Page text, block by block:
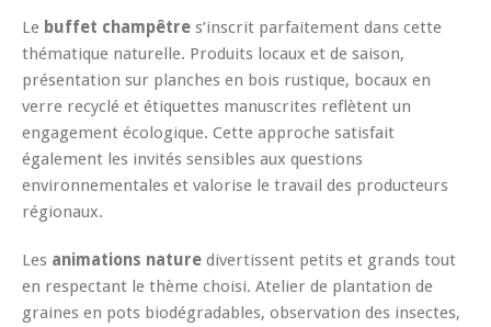
Le buffet champêtre s’inscrit parfaitement dans cette
thématique naturelle. Produits locaux et de saison,
présentation sur planches en bois rustique, bocaux en
verre recyclé et étiquettes manuscrites reflètent un
engagement écologique. Cette approche satisfait
également les invités sensibles aux questions
environnementales et valorise le travail des producteurs
régionaux.
Les animations nature divertissent petits et grands tout
en respectant le thème choisi. Atelier de plantation de
graines en pots biodégradables, observation des insectes,